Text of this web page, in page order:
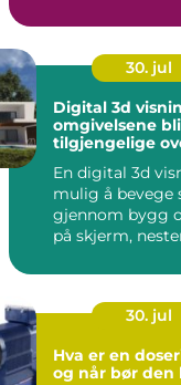
30. jul
Digital 3d visning
omgivelsene
tilgjengelige
En digital 3d
mulig å bevege
gjennom bygg
på skjerm,
30. jul
Hva er en
og når bør den